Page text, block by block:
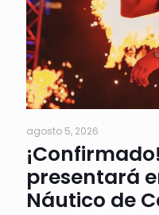
agosto 5, 2026
presentará
Náutico de